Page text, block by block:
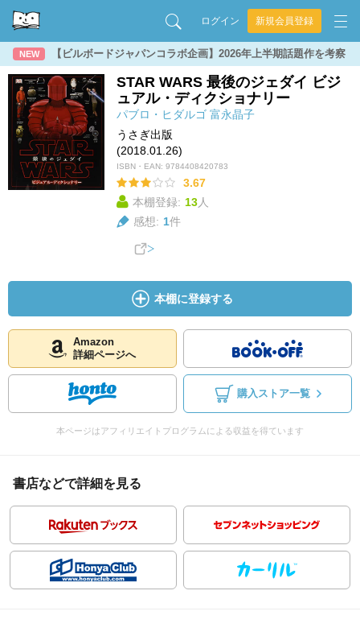
ログイン 新規会員登録
NEW 【ビルボードジャパンコラボ企画】2026年上半期話題作を考察
STAR WARS 最後のジェダイ ビジ
ュアル・ディクショナリー
パブロ・ヒダルゴ 富永晶子
うさぎ出版
(2018.01.26)
ISBN・EAN: 9784408420783
3.67
本棚登録: 13人
感想: 1件
本棚に登録する
Amazon
詳細ページへ
購入ストア一覧
本ページはアフィリエイトプログラムによる収益を得ています
書店などで詳細を見る